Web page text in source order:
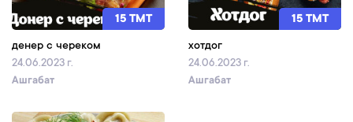
15 TMT
денер с череком
24.06.2023 г.
Ашгабат
15 TMT
хотдог
24.06.2023 г.
Ашгабат